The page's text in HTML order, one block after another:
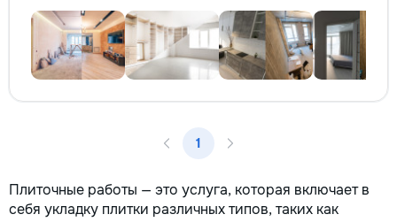
1
Плиточные работы — это услуга, которая включает в
себя укладку плитки различных типов, таких как